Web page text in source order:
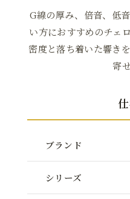
G線の厚み、倍音、低
い方におすすめのチェ
密度と落ち着いた響き
寄
ブランド
シリーズ